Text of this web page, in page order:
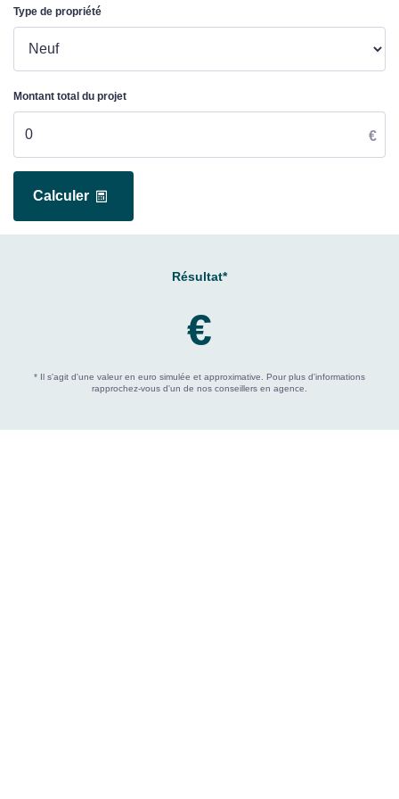
Type de propriété
Montant total du projet
€
Calculer
Résultat*
€
* Il s'agit d'une valeur en euro simulée et approximative. Pour plus d'informations
rapprochez-vous d'un de nos conseillers en agence.